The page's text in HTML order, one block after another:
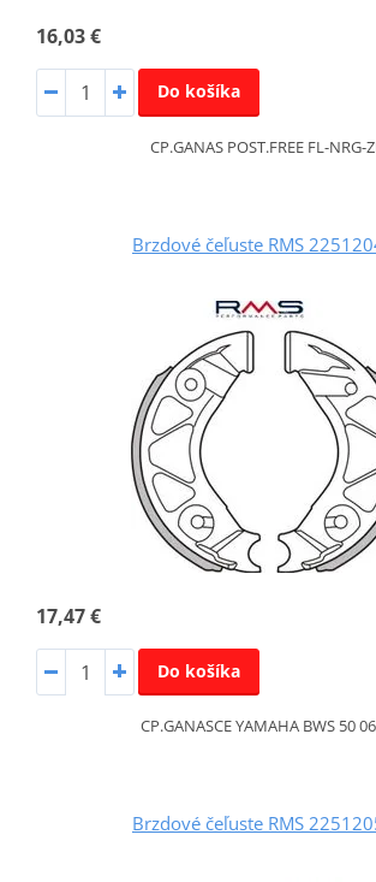
16,03 €
Do košíka
CP.GANAS POST.FREE FL-NRG-
Brzdové čeľuste RMS
17,47 €
Do košíka
CP.GANASCE YAMAHA BWS 50
Brzdové čeľuste RMS